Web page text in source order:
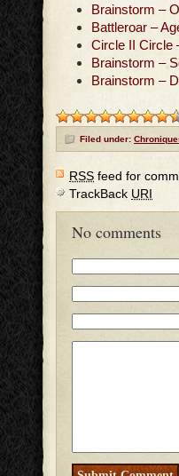
Brainstorm –
Battleroar –
Circle II Circle
Brainstorm –
Brainstorm –
Filed under:
RSS feed for
TrackBack URI
No comments